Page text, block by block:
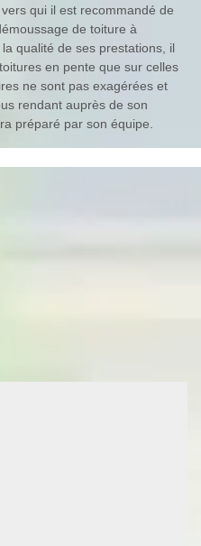
qui il est recommandé de
de toiture à
qualité de ses prestations, il
en pente que sur celles
ne sont pas exagérées et
rendant auprès de son
préparé par son équipe.